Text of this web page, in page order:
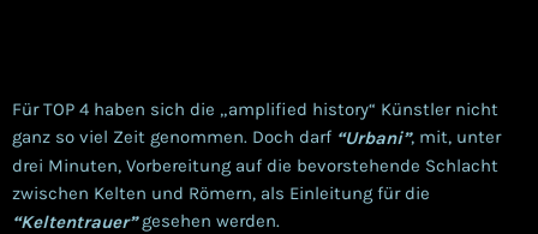
Für TOP 4 haben sich die „amplified history“ Künstler nicht
ganz so viel Zeit genommen. Doch darf “Urbani”, mit, unter
drei Minuten, Vorbereitung auf die bevorstehende Schlacht
zwischen Kelten und Römern, als Einleitung für die
“Keltentrauer”gesehen werden.